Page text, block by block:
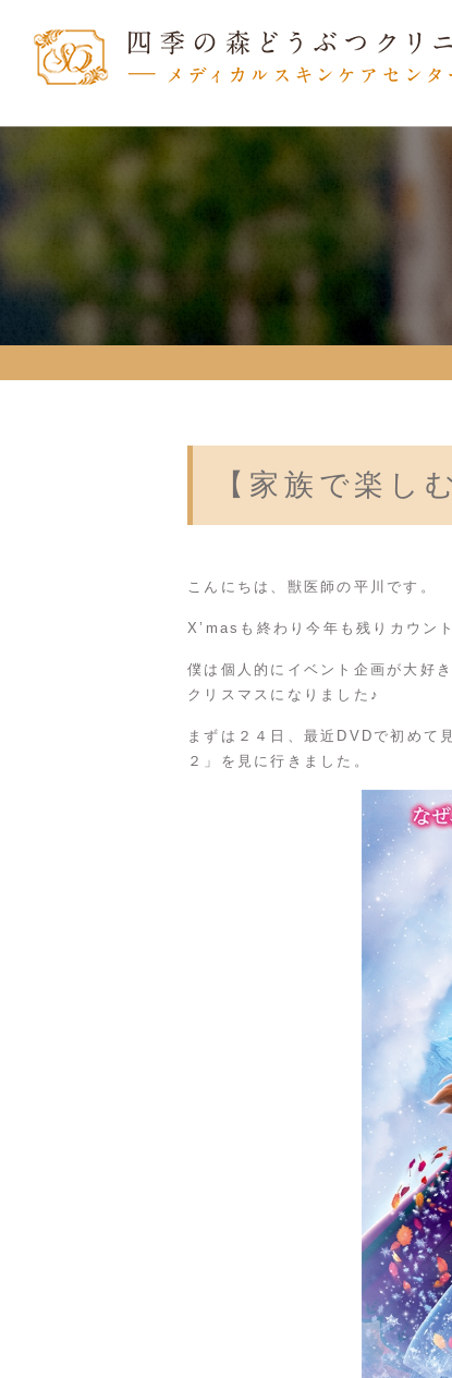
【家族で楽
こんにちは、獣医師の平川です。
X’masも終わり今年も残りカウン
僕は個人的にイベント企画が大好
クリスマスになりました♪
まずは２４日、最近DVDで初めて
２」を見に行きました。